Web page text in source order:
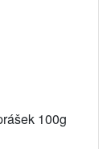
100g